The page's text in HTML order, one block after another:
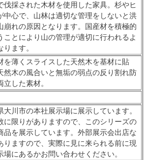
伐採された木材を使用した家具。杉やヒ
中心で、山林は適切な管理をしないと洪
崩れの原因となります。国産材を積極的
ことにより山の管理が適切に行われるよ
ります。
を薄くスライスした天然木を基材に貼
然木の風合いと無垢の弱点の反り割れ防
立した素材。
大川市の本社展示場に展示しています。
に限りがありますので、このシリーズの
品を展示しています。外部展示会出店な
りますので、実際に見に来られる前に現
場にあるかお問い合わせください。